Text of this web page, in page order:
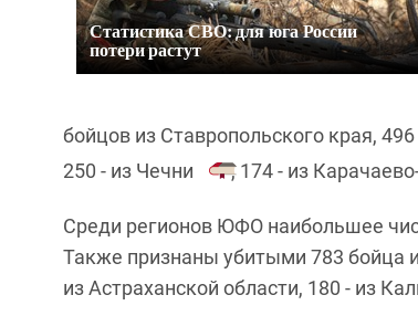
Статистика СВО: для юга России
потери растут
бойцов из Ставропольского края,
250 - из Чечни
, 174 - из
Среди регионов ЮФО наибольшее
Также признаны убитыми 783 бойца
из Астраханской области, 180 - из